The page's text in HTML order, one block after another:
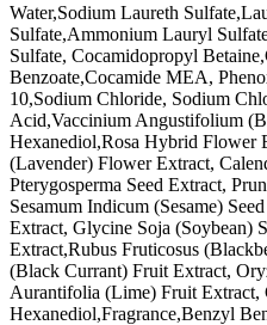
Water,Sodium Laureth
Sulfate,Ammonium Lauryl
Sulfate, Cocamidopropyl
Benzoate,Cocamide MEA,
10,Sodium Chloride, Sodium
Acid,Vaccinium Angustifolium
Hexanediol,Rosa Hybrid Flower
(Lavender) Flower Extract,
Pterygosperma Seed Extract,
Sesamum Indicum (Sesame)
Extract, Glycine Soja (Soybean)
Extract,Rubus Fruticosus
(Black Currant) Fruit Extract,
Aurantifolia (Lime) Fruit
Hexanediol,Fragrance,Benzyl